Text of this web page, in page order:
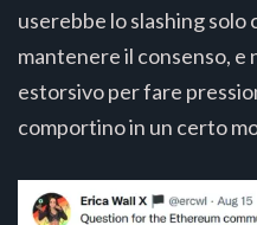
userebbe lo slashing solo
mantenere il consenso, e
estorsivo per fare
comportino in un certo